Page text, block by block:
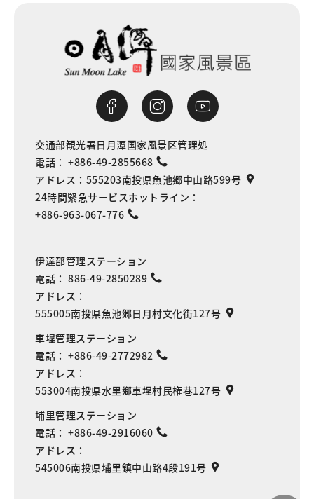
交通部観光署日月潭国家風景区管理処
電話： +886-49-2855668
アドレス： 555203南投県魚池郷中山路599号
24時間緊急サービスホットライン：
+886-963-067-776
伊達邵管理ステーション
電話： 886-49-2850289
アドレス：
555005南投県魚池郷日月村文化街127号
車埕管理ステーション
電話： +886-49-2772982
アドレス：
553004南投県水里鄉車埕村民権巷127号
埔里管理ステーション
電話： +886-49-2916060
アドレス：
545006南投県埔里鎮中山路4段191号